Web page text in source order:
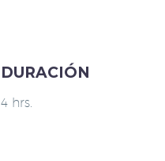
DURACIÓN
4 hrs.